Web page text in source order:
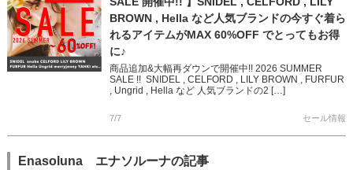
BROWN , Hella など人気ブランドの今すぐ着ら
れるアイテムがMAX 60%OFF でとってもお得
に♪
商品追加&大幅再ダウンで開催中!! 2026 SUMMER
SALE !! SNIDEL , CELFORD , LILY BROWN , FURFUR
, Ungrid , Hella など 人気ブランドの2 […]
7/7 セール情報
Enasoluna エナソルーナの記事